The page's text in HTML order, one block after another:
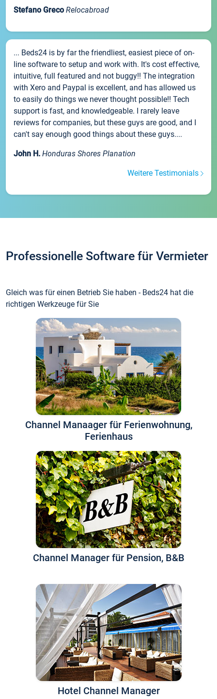
Stefano Greco Relocabroad
... Beds24 is by far the friendliest, easiest piece of on-
line software to setup and work with. It's cost effective,
intuitive, full featured and not buggy!! The integration
with Xero and Paypal is excellent, and has allowed us
to easily do things we never thought possible!! Tech
support is fast, and knowledgeable. I rarely leave
reviews for companies, but these guys are good, and I
can't say enough good things about these guys....
John H. Honduras Shores Planation
Weitere Testimonials
Professionelle Software für Vermieter
Gleich was für einen Betrieb Sie haben - Beds24 hat die
richtigen Werkzeuge für Sie
Channel Manaager für Ferienwohnung,
Ferienhaus
Channel Manager für Pension, B&B
Hotel Channel Manager